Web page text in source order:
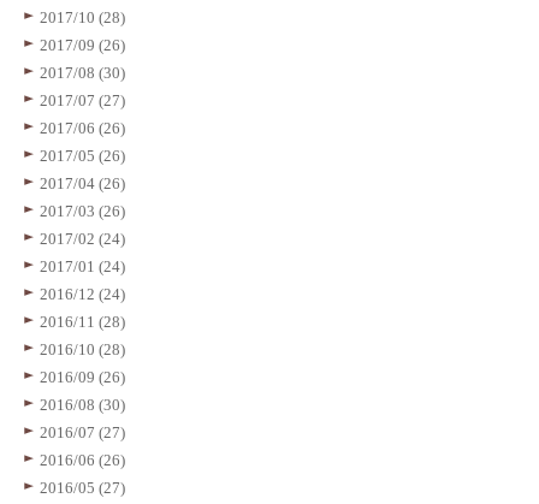
2017/10 (28)
2017/09 (26)
2017/08 (30)
2017/07 (27)
2017/06 (26)
2017/05 (26)
2017/04 (26)
2017/03 (26)
2017/02 (24)
2017/01 (24)
2016/12 (24)
2016/11 (28)
2016/10 (28)
2016/09 (26)
2016/08 (30)
2016/07 (27)
2016/06 (26)
2016/05 (27)